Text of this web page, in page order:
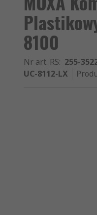
8100
Nr art. RS: 255-
UC-8112-LX